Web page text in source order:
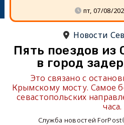
пт, 07/08/
Новости
Пять поездов из
в город
Это связано с
Крымскому мосту. Самое
севастопольских
часа.
Служба новостей ForPost